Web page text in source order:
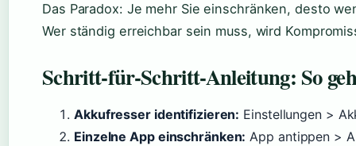
Das Paradox: Je mehr Sie einschränken, desto
Wer ständig erreichbar sein muss, wird
Schritt-für-Schritt-Anleitung: So
Akkufresser identifizieren: Einstellungen >
Einzelne App einschränken: App antippen >